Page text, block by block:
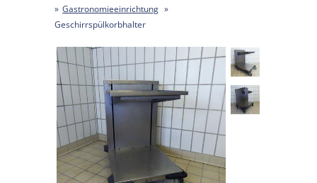
» Gastronomieeinrichtung »
Geschirrspülkorbhalter